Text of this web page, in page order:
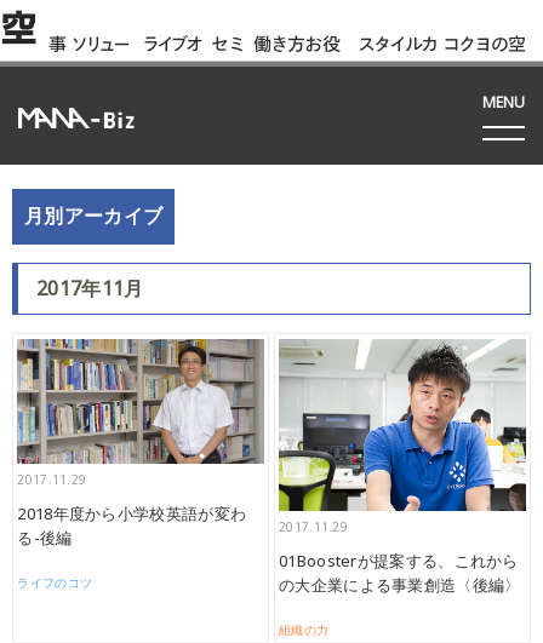
空 事
例
ソリュー
ション
ライブオ
フィス
セミ
ナー
働き方お役
立ち資料
スタイルカ
タログ
コクヨの空
間って!?
MENU
月別アーカイブ
2017年11月
2017.11.29
2018年度から小学校英語が変わ
る-後編
ライフのコツ
2017.11.29
01Boosterが提案する、これから
の大企業による事業創造〈後編〉
組織の力